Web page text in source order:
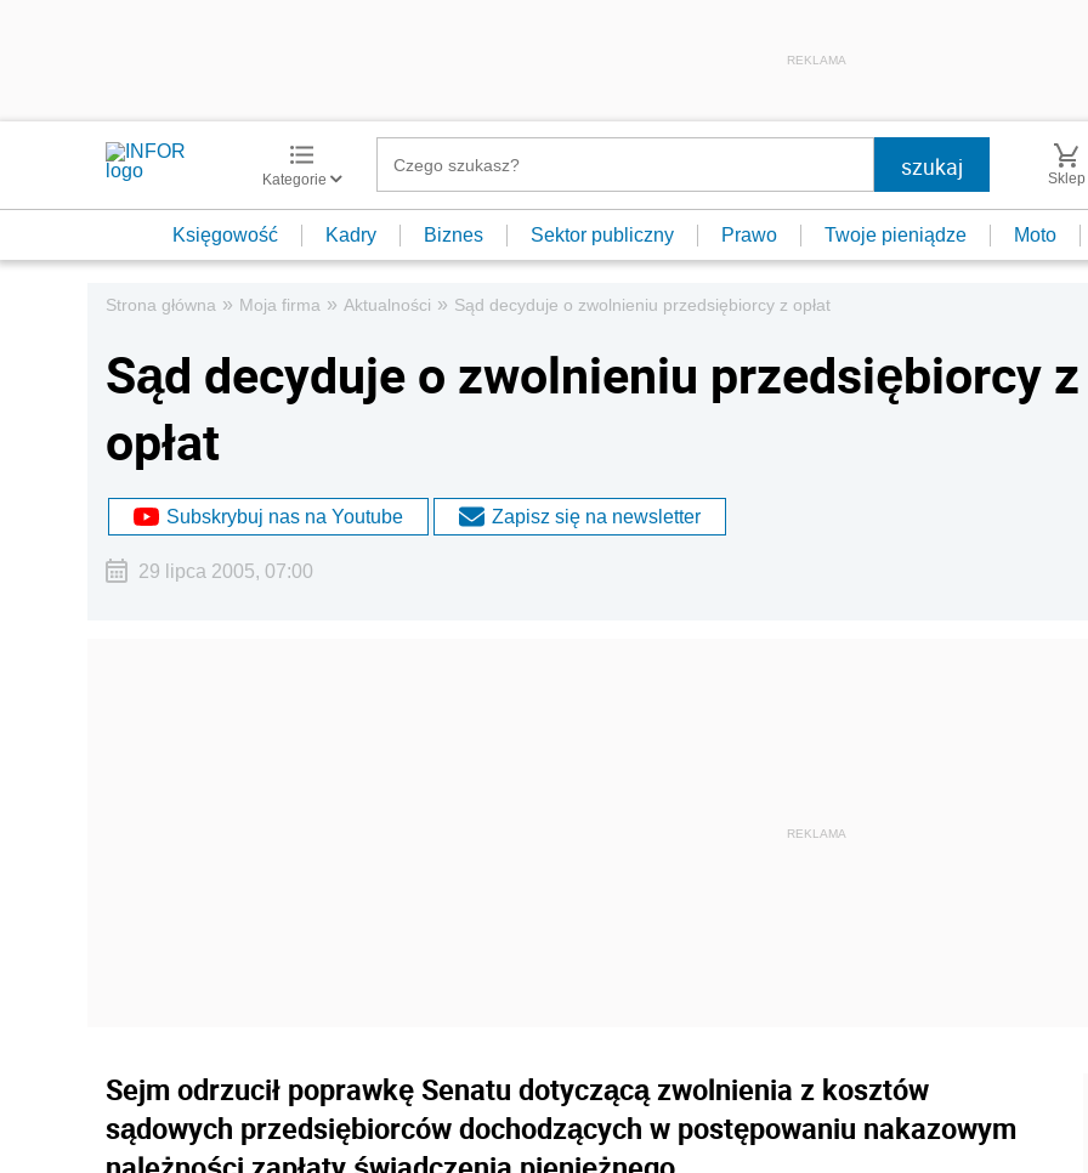
REKLAMA
Kategorie Sklep
Księgowość Kadry Biznes Sektor publiczny Prawo Twoje pieniądze Moto
Strona główna » Moja firma » Aktualności » Sąd decyduje o zwolnieniu przedsiębiorcy z opłat
Sąd decyduje o zwolnieniu przedsiębiorcy z
opłat
Subskrybuj nas na Youtube Zapisz się na newsletter
29 lipca 2005, 07:00
Sejm odrzucił poprawkę Senatu dotyczącą zwolnienia z kosztów
sądowych przedsiębiorców dochodzących w postępowaniu nakazowym